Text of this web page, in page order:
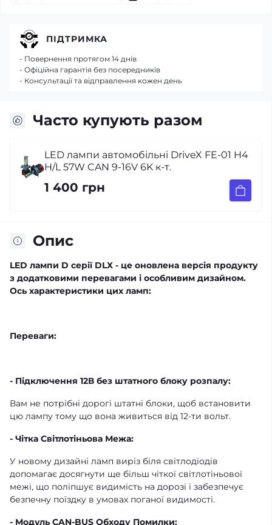
Часто купують разом
LED лампи автомобільні DriveX FE-01 H4
H/L 57W CAN 9-16V 6K к-т.
1 400 грн
Опис
LED лампи D серії DLX - це оновлена версія продукту
з додатковими перевагами і особливим дизайном.
Ось характеристики цих ламп:
Переваги:
- Підключення 12В без штатного блоку розпалу:
Вам не потрібні дорогі штатні блоки, щоб встановити
цю лампу тому що вона живиться від 12-ти вольт.
- Чітка Світлотіньова Межа:
У новому дизайні ламп виріз біля світлодіодів
допомагає досягнути ще більш чіткої світлотіньової
межі, що поліпшує видимість на дорозі і забезпечує
безпечну поїздку в умовах поганої видимості.
- Модуль CAN-BUS Обходу Помилки:
ПІДТРИМКА
- Повернення протягом 14 днів
- Офіційна гарантія без посередників
- Консультації та відправлення кожен день